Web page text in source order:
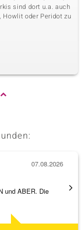
sind dort u.a. auch
Howlit oder Peridot zu
und ABER. Die
07.08.2026